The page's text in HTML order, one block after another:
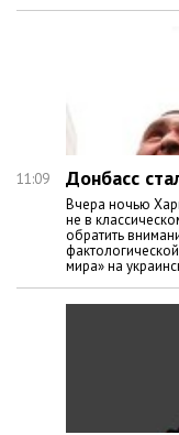
11:09 Донбасс
Вчера ночью
не в
обратить
мира» на